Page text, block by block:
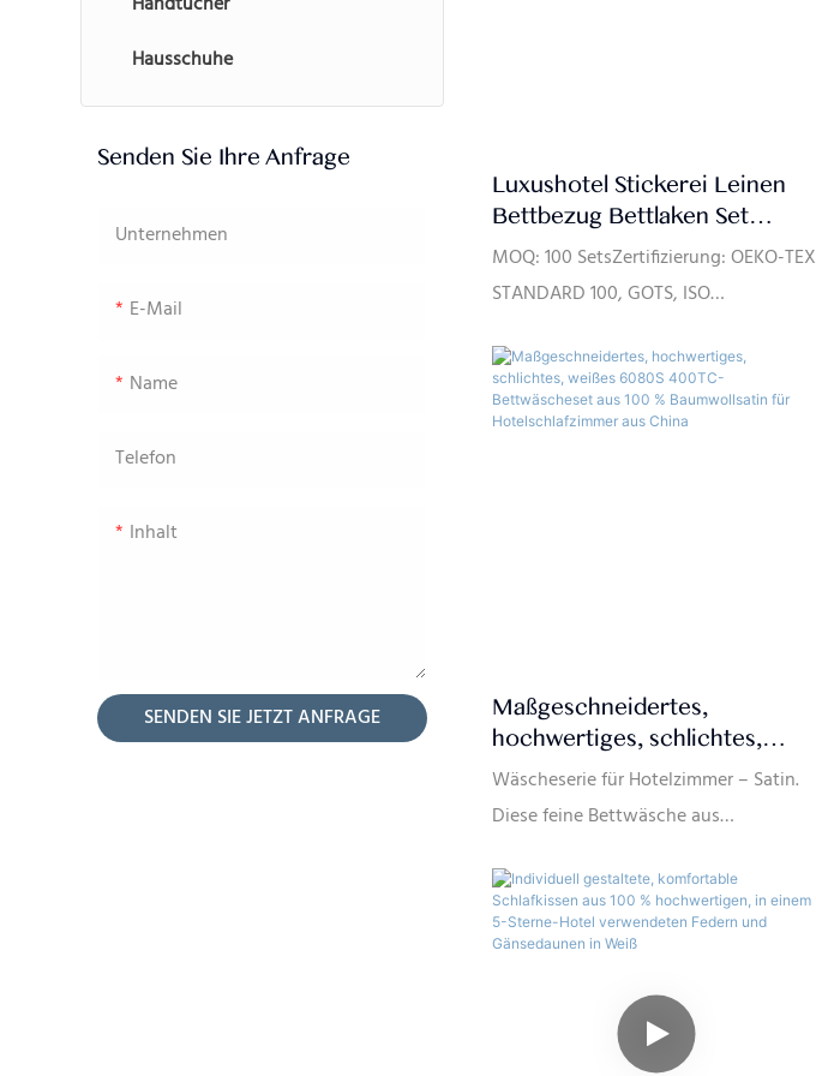
Hausschuhe
Senden Sie Ihre Anfrage
Unternehmen
E-Mail
Name
Telefon
Inhalt
SENDEN SIE JETZT ANFRAGE
Luxushotel Stickerei Leinen
Bettbezug Bettlaken Set
Hotelbettwäsche
MOQ: 100 SetsZertifizierung: OEKO-TEX
STANDARD 100, GOTS, ISO
T/T, L/CLieferfähigkeit: 100000
Stück/pro Monat
Maßgeschneidertes,
hochwertiges, schlichtes,
weißes 6080S 400TC-
Bettwäscheset aus 100 %
Hotelschlafzimmer aus China
Wäscheserie für Hotelzimmer – Satin.
Diese feine Bettwäsche aus
Fadenstärke 400 von höchster Qualität
fühlt sich weich und geschmeidig auf
Investition in eine erholsame